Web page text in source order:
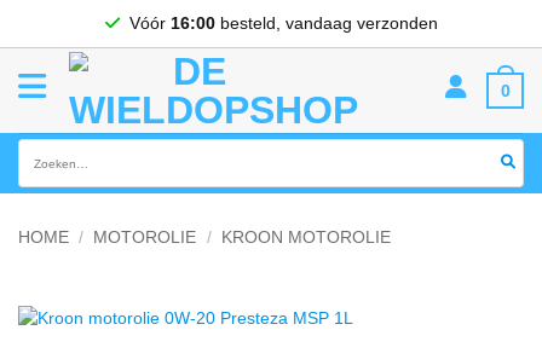
Vóór 16:00besteld, vandaag verzonden
0
HOME / MOTOROLIE / KROON MOTOROLIE